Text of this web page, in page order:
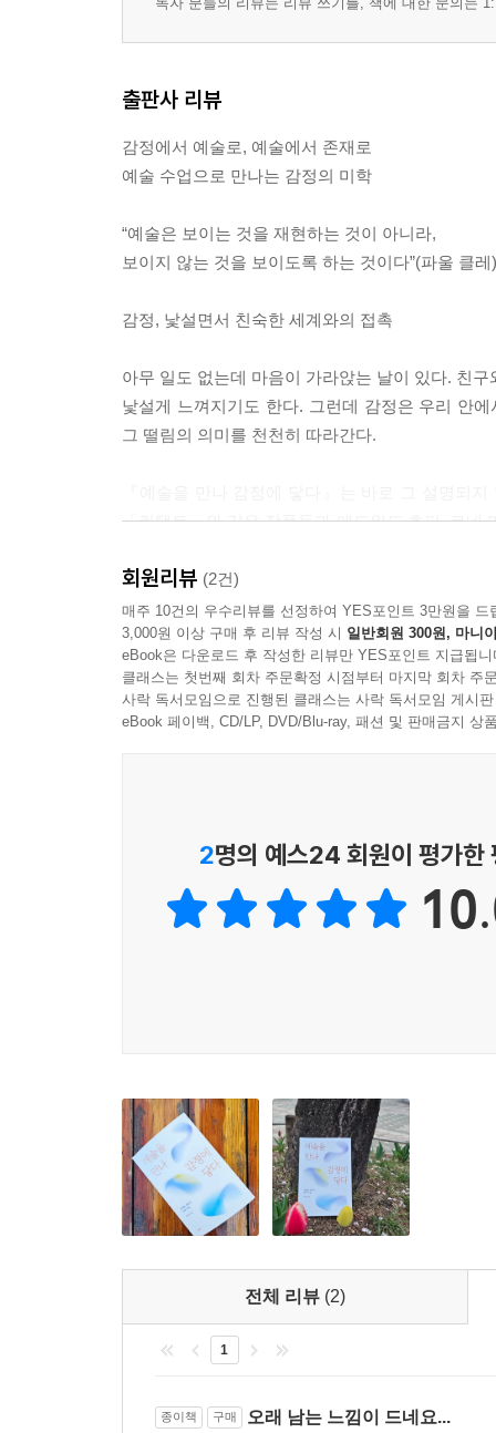
나가며_감정을 지나, 존재의 결에 닿기를
출판사 리뷰
감정에서 예술로, 예술에서 존재로
예술 수업으로 만나는 감정의 미학
“예술은 보이는 것을 재현하는 것이 아니라,
보이지 않는 것을 보이도록 하는 것이다”(파울 클레
감정, 낯설면서 친숙한 세계와의 접촉
아무 일도 없는데 마음이 가라앉는 날이 있다. 친
낯설게 느껴지기도 한다. 그런데 감정은 우리 안
그 떨림의 의미를 천천히 따라간다.
「컨택트」와 같은 작품들과 에드워드 호퍼, 르네
교실에서 시작된 감정의 미학 수업
고등학교 교실에서 학생들을 가르치는 저자 김
함께 있어도 문득 외로워지는 순간, 무언가 이루
걸까? 설명하기 힘든 그 질문은 자연스럽게 철학
보는 작은 사유의 공간으로 기능한다.
존재가 깨어나는 가장 아름다운 순간
영화와 그림, 철학의 사유를 따라가다 보면, 감정
알리는 신호가 되고, 결핍은 삶을 앞으로 움직이
되고, 열등감은 아직 도달하지 않은 가능성을
되살아나는 삶의 촉감. 감정이야말로 존재가 깨어
회원리뷰 (2건)
매주 10건의 우수리뷰를 선정하여 YES포인트 3만원을 드
3,000원 이상 구매 후 리뷰 작성 시 일반회원 300원, 마니
eBook은 다운로드 후 작성한 리뷰만 YES포인트 지급됩니
클래스는 첫번째 회차 주문확정 시점부터 마지막 회차 주
사락 독서모임으로 진행된 클래스는 사락 독서모임 게시
eBook 페이백, CD/LP, DVD/Blu-ray, 패션 및 판매금지 상
2명의 예스24 회원이 평가한
전체 리뷰 (2)
1
종이책 구매 오래 남는 느낌이 드네요...